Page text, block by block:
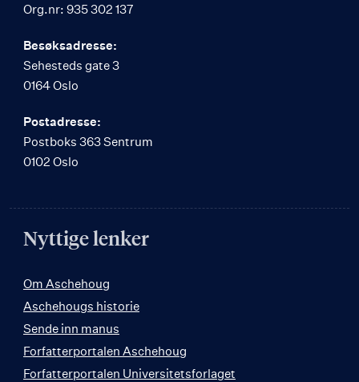
Org.nr: 935 302 137
Besøksadresse:
Sehesteds gate 3
0164 Oslo
Postadresse:
Postboks 363 Sentrum
0102 Oslo
Nyttige lenker
Om Aschehoug
Aschehougs historie
Sende inn manus
Forfatterportalen Aschehoug
Forfatterportalen Universitetsforlaget